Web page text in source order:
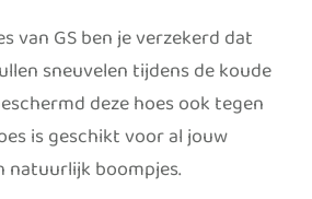
van GS ben je verzekerd dat
sneuvelen tijdens de koude
deze hoes ook tegen
is geschikt voor al jouw
boompjes.